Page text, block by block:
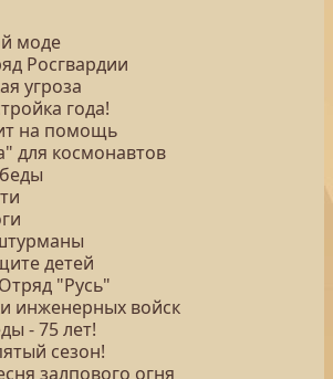
моде
Росгвардии
угроза
года!
на помощь
для космонавтов
детей
"Русь"
инженерных войск
- 75 лет!
сезон!
залпового огня